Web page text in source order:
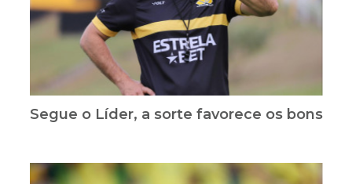
Segue o Líder, a sorte favorece os bons